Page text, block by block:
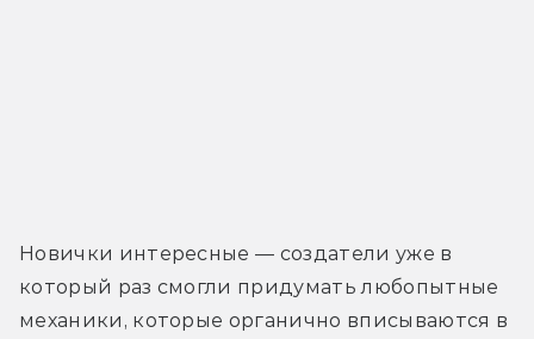
Новички интересные — создатели уже в
который раз смогли придумать любопытные
механики, которые органично вписываются в